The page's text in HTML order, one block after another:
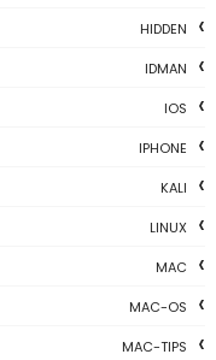
HIDDEN
IDMAN
IOS
IPHONE
KALI
LINUX
MAC
MAC-OS
MAC-TIPS